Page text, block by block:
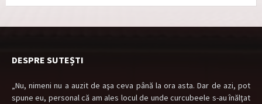
DESPRE SUTEȘTI
„Nu, nimeni nu a auzit de aşa ceva până la ora asta. Dar de azi, pot
spune eu, personal că am ales locul de unde curcubeele s-au înălţat